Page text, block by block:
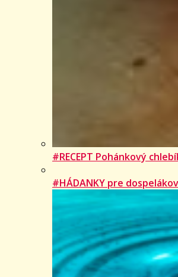
#RECEPT Pohánkový
#HÁDANKY pre dospelákov